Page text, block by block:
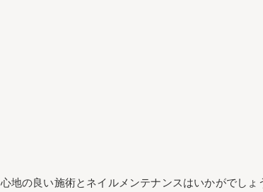
地の良い施術とネイルメンテナンスはいかがでしょ